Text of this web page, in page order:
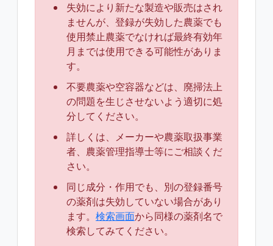
失効により新たな製造や販売はされ
ませんが、登録が失効した農薬でも
使用禁止農薬でなければ最終有効年
月までは使用できる可能性がありま
す。
不要農薬や空容器などは、廃掃法上
の問題を生じさせないよう適切に処
分してください。
詳しくは、メーカーや農薬取扱事業
者、農薬管理指導士等にご相談くだ
さい。
同じ成分・作用でも、別の登録番号
の薬剤は失効していない場合があり
ます。 検索画面から同様の薬剤名で
検索してみてください。